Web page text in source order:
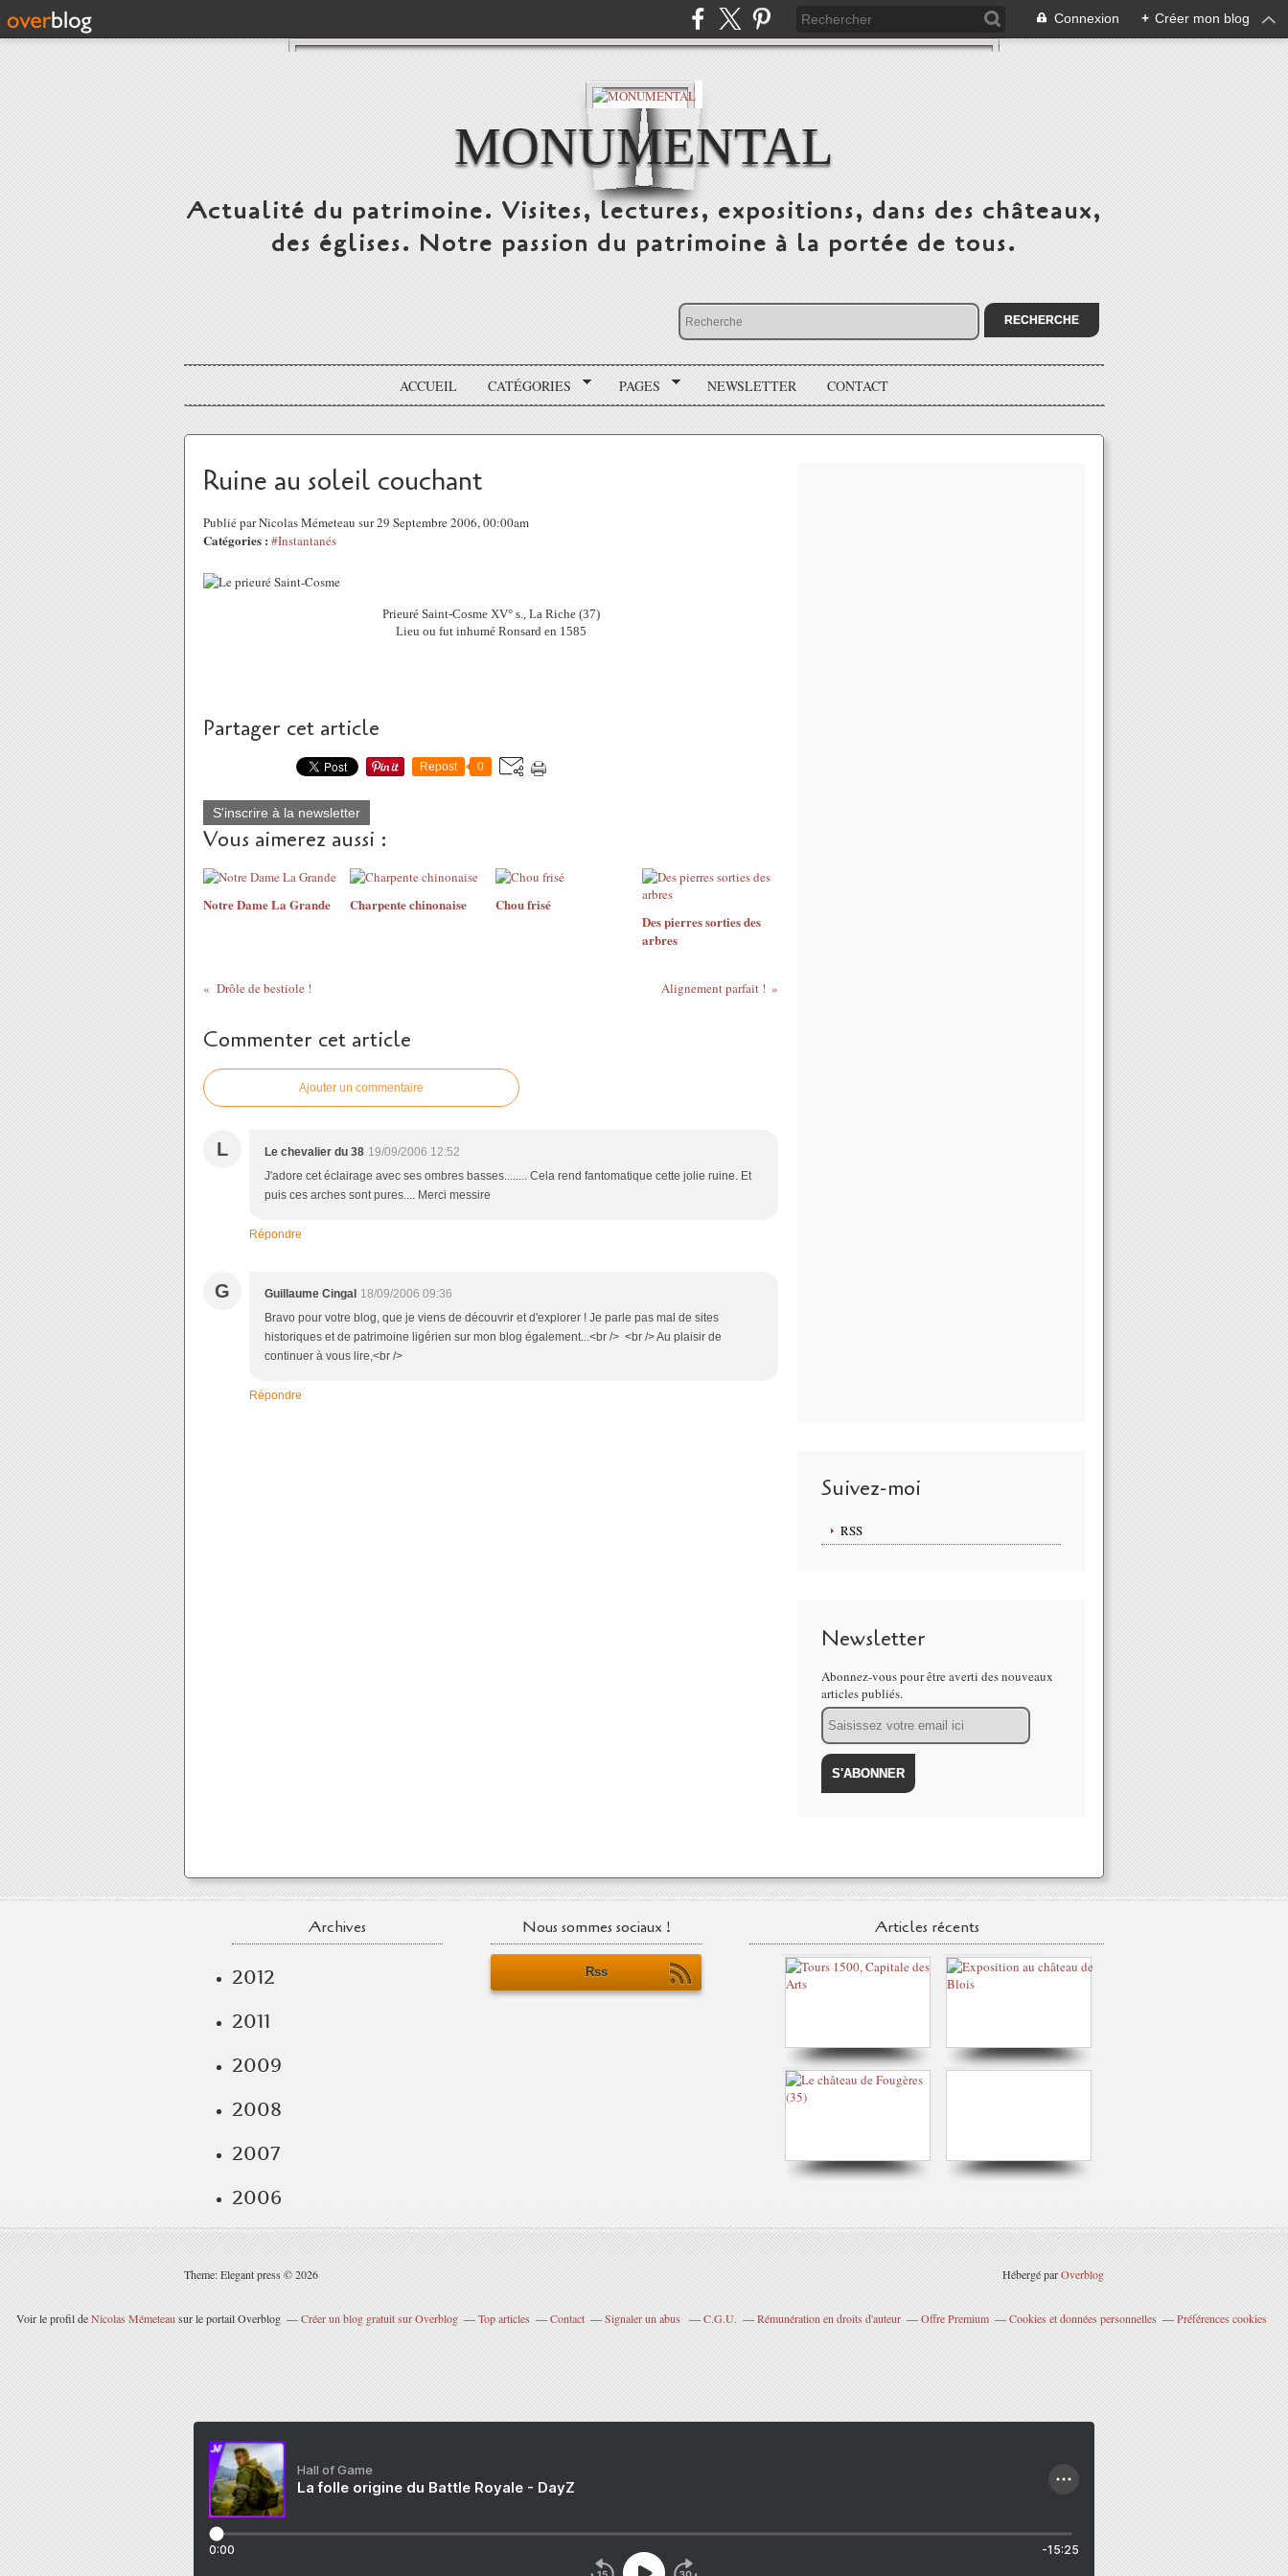
Connexion + Créer mon blog
MONUMENTAL
Actualité du patrimoine. Visites, lectures, expositions, dans des châteaux,
des églises. Notre passion du patrimoine à la portée de tous.
ACCUEIL CATÉGORIES PAGES NEWSLETTER CONTACT
Ruine au soleil couchant
Publié par Nicolas Mémeteau sur 29 Septembre 2006, 00:00am
Catégories : #Instantanés
Prieuré Saint-Cosme XV° s., La Riche (37)
Lieu ou fut inhumé Ronsard en 1585
Partager cet article
Repost 0
S'inscrire à la newsletter
Vous aimerez aussi :
Notre Dame La Grande Charpente chinonaise
Chou frisé
Des pierres sorties des
arbres
Drôle de bestiole ! Alignement parfait !
Commenter cet article
Ajouter un commentaire
L Le chevalier du 38 19/09/2006 12:52
J'adore cet éclairage avec ses ombres basses........ Cela rend fantomatique cette jolie ruine. Et
puis ces arches sont pures.... Merci messire
Répondre
G Guillaume Cingal 18/09/2006 09:36
Bravo pour votre blog, que je viens de découvrir et d'explorer ! Je parle pas mal de sites
historiques et de patrimoine ligérien sur mon blog également...<br /> <br /> Au plaisir de
continuer à vous lire,<br />
Répondre
Suivez-moi
RSS
Newsletter
Abonnez-vous pour être averti des nouveaux
articles publiés.
Email
Archives
2012
2011
2009
2008
2007
2006
Nous sommes sociaux !
Rss
Articles récents
Theme: Elegant press © 2026 Hébergé parOverblog
Voir le profil deNicolas Mémeteausur le portail Overblog Créer un blog gratuit sur Overblog Top articles Contact Signaler un abus C.G.U. Rémunération en droits d'auteur Offre Premium Cookies et données personnelles Préférences cookies
Hall of Game
La folle origine du Battle Royale - DayZ
0:00 -15:25